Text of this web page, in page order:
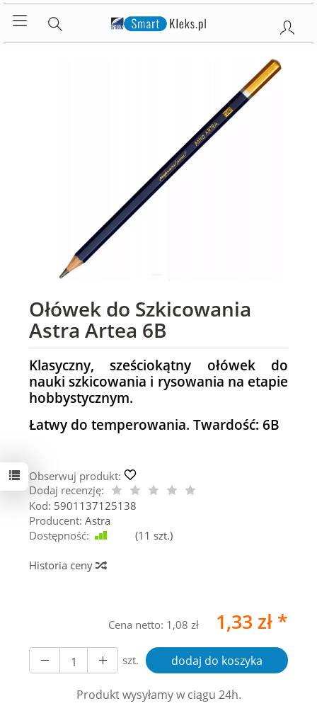
Ołówek do Szkicowania
Astra Artea 6B
Klasyczny, sześciokątny ołówek do
nauki szkicowania i rysowania na etapie
hobbystycznym.
Łatwy do temperowania. Twardość: 6B
Obserwuj produkt:
Dodaj recenzję:
Kod: 5901137125138
Producent: Astra
Dostępność:
(11 szt.)
Historia ceny
Cena netto: 1,08 zł 1,33 zł *
szt. dodaj do koszyka
Produkt wysyłamy w ciągu 24h.